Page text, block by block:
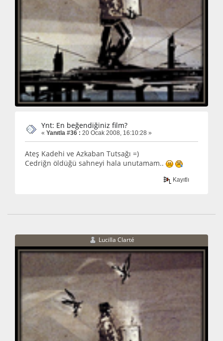
Ynt: En beğendiğiniz film?
« Yanıtla #36 : 20 Ocak 2008, 16:10:28 »
Ateş Kadehi ve Azkaban Tutsağı =)
Cedriğn öldüğü sahneyi hala unutamam..
Kayıtlı
Lucilla Clarté